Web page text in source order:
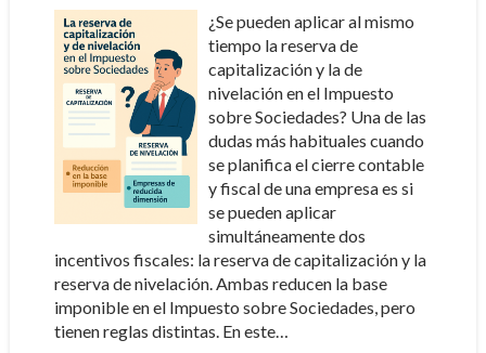
¿Se pueden aplicar al mismo
tiempo la reserva de
capitalización y la de
nivelación en el Impuesto
sobre Sociedades? Una de las
dudas más habituales cuando
se planifica el cierre contable
y fiscal de una empresa es si
se pueden aplicar
simultáneamente dos
incentivos fiscales: la reserva de capitalización y la
reserva de nivelación. Ambas reducen la base
imponible en el Impuesto sobre Sociedades, pero
tienen reglas distintas. En este…